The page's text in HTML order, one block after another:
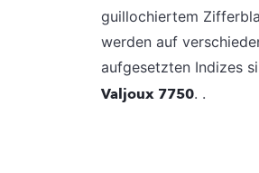
guillochiertem
werden auf
aufgesetzten Indizes
Valjoux 7750. .